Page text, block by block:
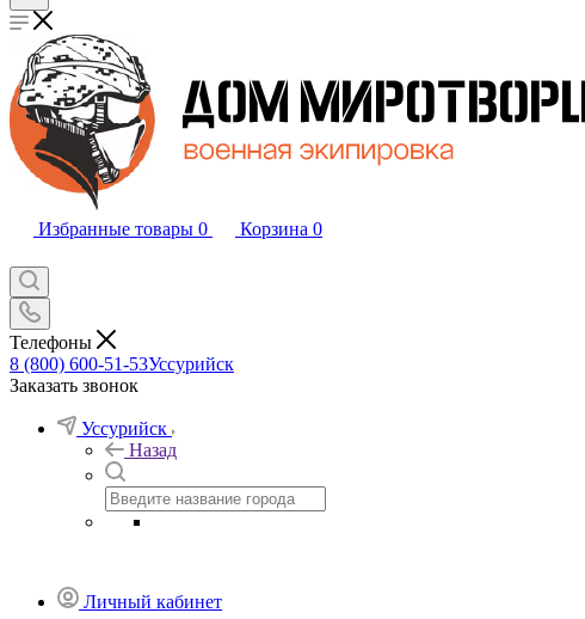
Избранные товары 0 Корзина 0
Телефоны
8 (800) 600-51-53Уссурийск
Заказать звонок
Уссурийск
Назад
Личный кабинет